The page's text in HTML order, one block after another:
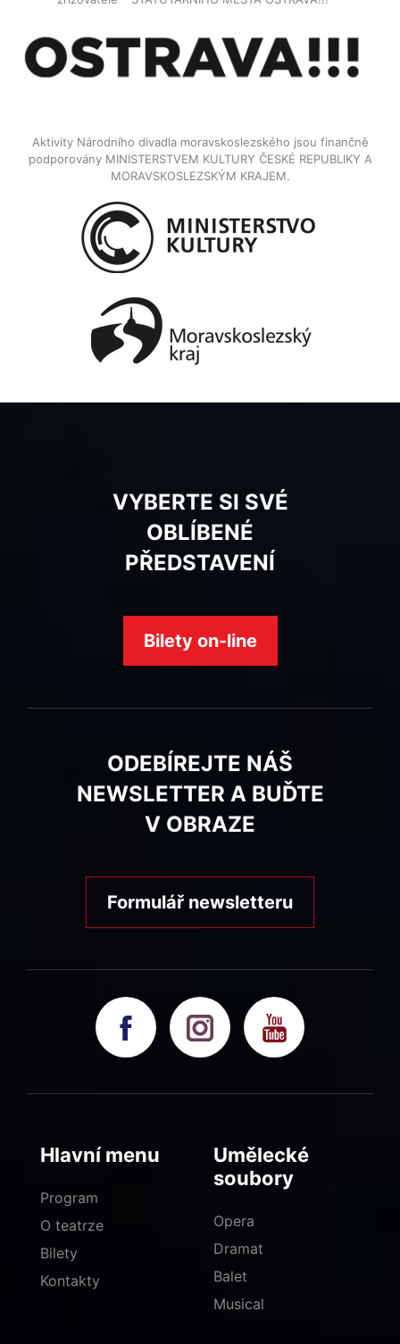
Aktivity Národního divadla moravskoslezského jsou finančně
podporovány MINISTERSTVEM KULTURY ČESKÉ REPUBLIKY A
MORAVSKOSLEZSKÝM KRAJEM.
VYBERTE SI SVÉ
OBLÍBENÉ
PŘEDSTAVENÍ
Bilety on-line
ODEBÍREJTE NÁŠ
NEWSLETTER A BUĎTE
V OBRAZE
Formulář newsletteru
Hlavní menu
Program
O teatrze
Bilety
Kontakty
Umělecké
soubory
Opera
Dramat
Balet
Musical